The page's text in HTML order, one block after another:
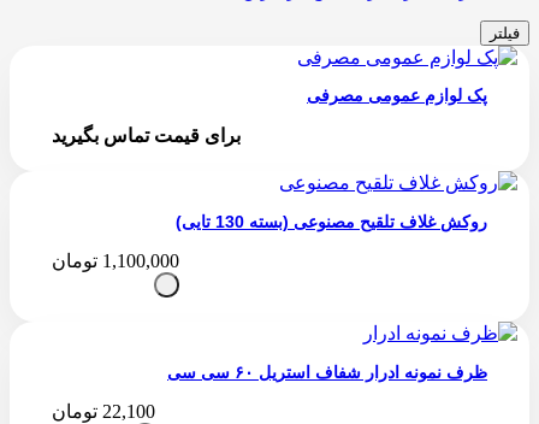
فیلتر
پک لوازم عمومی مصرفی
برای قیمت تماس بگیرید
روکش غلاف تلقیح مصنوعی (بسته 130 تایی)
1,100,000 تومان
ظرف نمونه ادرار شفاف استریل ۶۰ سی سی
22,100 تومان